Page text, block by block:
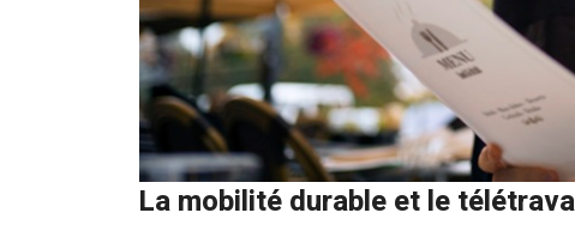
La mobilité durable et le